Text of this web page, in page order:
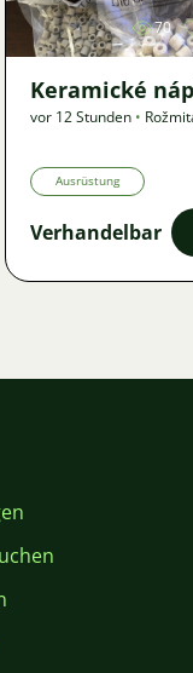
70
Keramické
vor 12 Stunden •
Ausrüstung
Verhandelbar